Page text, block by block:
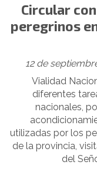
Circular
peregrinos
12 de
Vialidad
diferentes
nacionales,
utilizadas por los
de la provincia,
del